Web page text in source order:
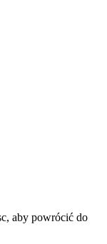
aby powrócić do